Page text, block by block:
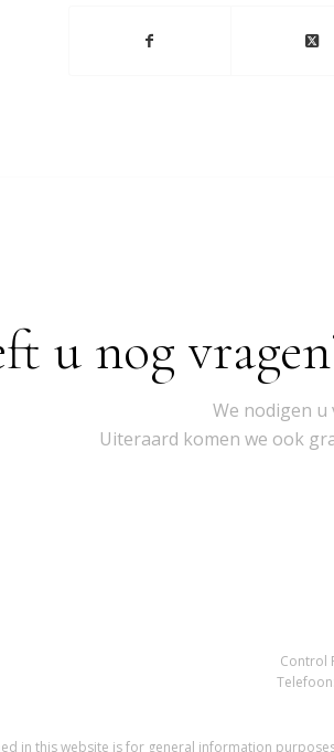
u nog
We nodigen u
Uiteraard komen we ook
Control
in this website is for general information